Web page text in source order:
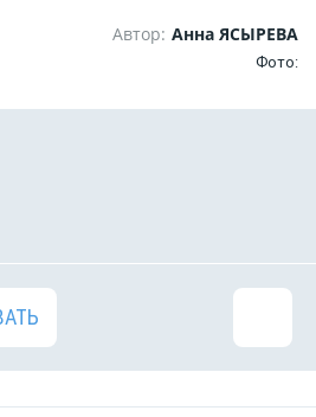
Автор: Анна ЯСЫРЕВА
Фото: